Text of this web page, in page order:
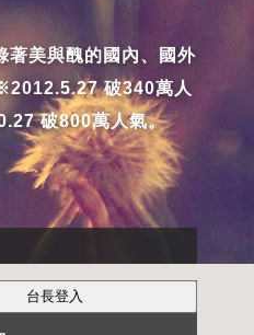
美與醜的國內、國外
破340萬人
破800萬人氣。